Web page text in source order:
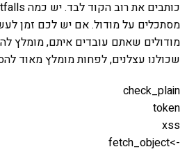
מודולים שאתם עובדים איתם, מומלץ
שכולנו עצלנים, לפחות מומלץ מאוד
check_plain
token
xss
->fetch_object